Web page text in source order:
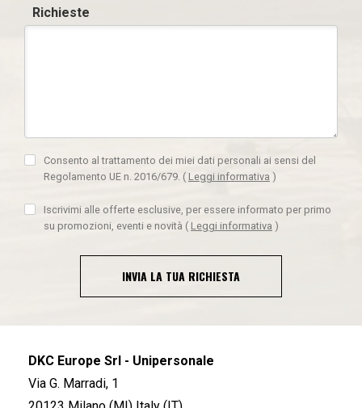
Richieste
Consento al trattamento dei miei dati personali ai sensi del
Regolamento UE n. 2016/679. ( Leggi informativa )
Iscrivimi alle offerte esclusive, per essere informato per primo
su promozioni, eventi e novità ( Leggi informativa )
INVIA LA TUA RICHIESTA
DKC Europe Srl - Unipersonale
Via G. Marradi, 1